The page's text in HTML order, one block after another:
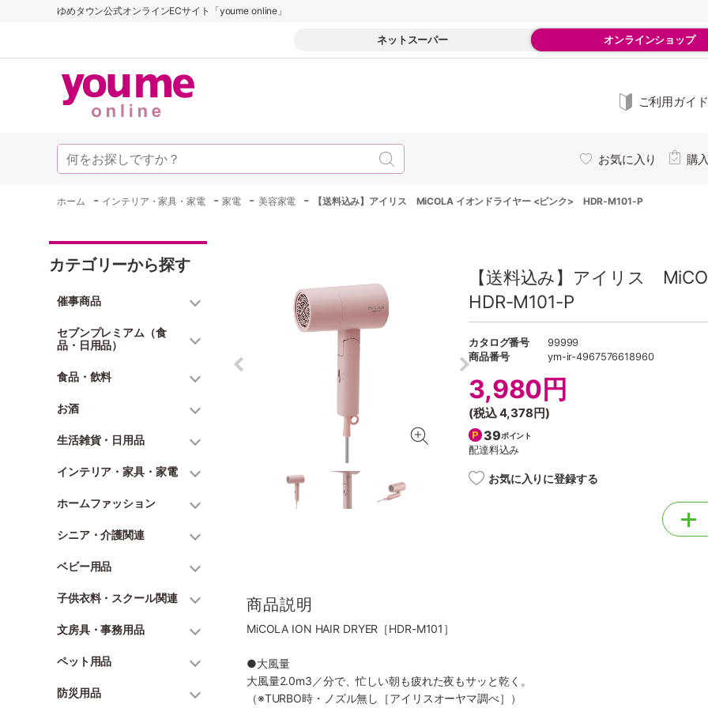
ゆめタウン公式オンラインECサイト「youme online」
ネットスーパー オンラインショップ
ご利用ガイド
お気に入り 購
ホーム - インテリア・家具・家電 -家電 - 美容家電 - 【送料込み】アイリス MiCOLA イオンドライヤー <ピンク> HDR-M101-P
カテゴリーから探す
催事商品
セブンプレミアム（食
品・日用品）
食品・飲料
お酒
生活雑貨・日用品
インテリア・家具・家電
ホームファッション
シニア・介護関連
ベビー用品
子供衣料・スクール関連
文房具・事務用品
ペット用品
防災用品
【送料込み】アイリス
HDR-M101-P
カタログ番号
99999
商品番号
ym-ir-4967576618960
3,980円
(税込4,378円)
39ポイント
配達料込み
お気に入りに登録する
商品説明
MiCOLA ION HAIR DRYER［HDR-M101］
●大風量
大風量2.0m3／分で、忙しい朝も疲れた夜もサッと乾く。
（※TURBO時・ノズル無し［アイリスオーヤマ調べ］）